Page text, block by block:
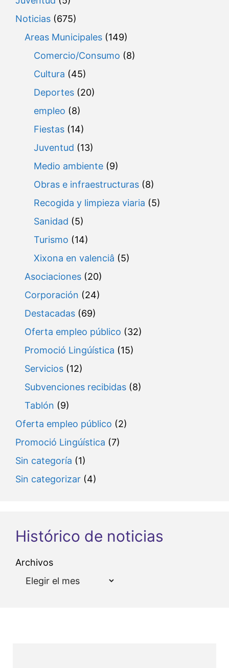
Noticias (675)
Areas Municipales (149)
Comercio/Consumo (8)
Cultura (45)
Deportes (20)
empleo (8)
Fiestas (14)
Juventud (13)
Medio ambiente (9)
Obras e infraestructuras (8)
Recogida y limpieza viaria (5)
Sanidad (5)
Turismo (14)
Xixona en valenciâ (5)
Asociaciones (20)
Corporación (24)
Destacadas (69)
Oferta empleo público (32)
Promoció Lingúística (15)
Servicios (12)
Subvenciones recibidas (8)
Tablón (9)
Oferta empleo público (2)
Promoció Lingúística (7)
Sin categoría (1)
Sin categorizar (4)
Histórico de noticias
Archivos